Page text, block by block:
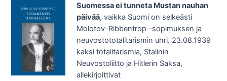
Suomessa ei tunneta Mustan nauhan
päivää, vaikka Suomi on selkeästi
Molotov-Ribbentrop –sopimuksen ja
neuvostototalitarismin uhri. 23.08.1939
kaksi totalitarismia, Stalinin
Neuvostoliitto ja Hitlerin Saksa,
allekirjoittivat